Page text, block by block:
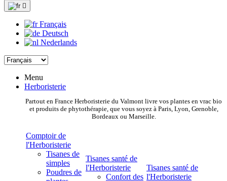

Français
Deutsch
Nederlands
Menu
Herboristerie
Partout en France Herboristerie du Valmont livre vos plantes en vrac bio
et produits de phytothérapie, que vous soyez à Paris, Lyon, Grenoble,
Bordeaux ou Marseille.
Comptoir de
l'Herboristerie
Tisanes de
simples
Poudres de
Tisanes santé de
l'Herboristerie
Confort des
Tisanes santé de
l'Herboristerie